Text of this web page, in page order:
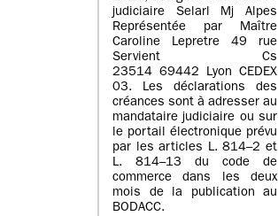
judiciaire Selarl Mj Alpes
Représentée par Maître
Caroline Lepretre 49 rue
Servient Cs
23514 69442 Lyon CEDEX
03. Les déclarations des
créances sont à adresser au
mandataire judiciaire ou sur
le portail électronique prévu
par les articles L. 814–2 et
L. 814–13 du code de
commerce dans les deux
mois de la publication au
BODACC.